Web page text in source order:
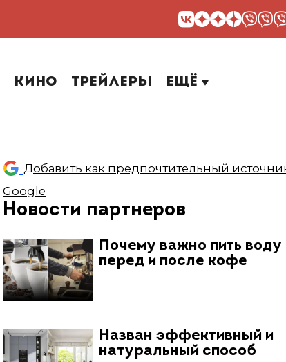
Кино Трейлеры Ещё
Добавить как предпочтительный
Google
Новости партнеров
Почему важно пить воду
перед и после кофе
Назван эффективный и
натуральный способ